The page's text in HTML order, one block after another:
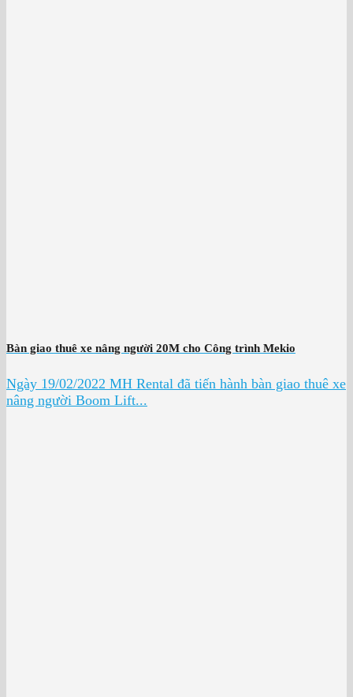
Bàn giao thuê xe nâng người 20M cho Công trình Mekio
Ngày 19/02/2022 MH Rental đã tiến hành bàn giao thuê xe
nâng người Boom Lift...